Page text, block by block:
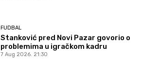
FUDBAL
Stanković pred Novi Pazar govorio o
problemima u igračkom kadru
7 Aug 2026. 21:30